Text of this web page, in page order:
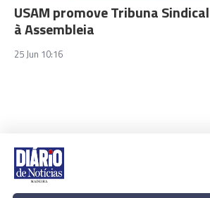
USAM promove Tribuna
à Assembleia
25 Jun 10:16